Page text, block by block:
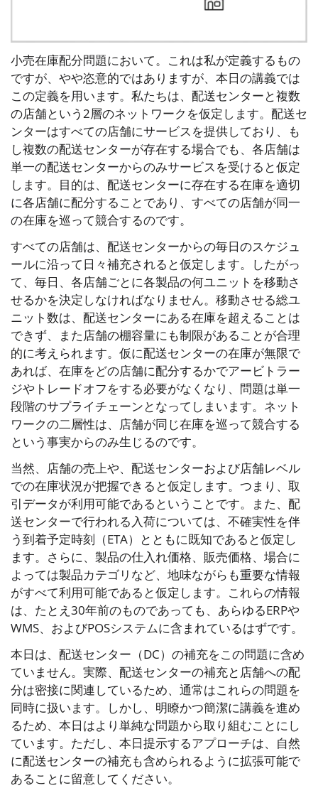
小売在庫配分問題において。これは私が定義するもの
ですが、やや恣意的ではありますが、本日の講義では
この定義を用います。私たちは、配送センターと複数
の店舗という2層のネットワークを仮定します。配送セ
ンターはすべての店舗にサービスを提供しており、も
し複数の配送センターが存在する場合でも、各店舗は
単一の配送センターからのみサービスを受けると仮定
します。目的は、配送センターに存在する在庫を適切
に各店舗に配分することであり、すべての店舗が同一
の在庫を巡って競合するのです。
すべての店舗は、配送センターからの毎日のスケジュ
ールに沿って日々補充されると仮定します。したがっ
て、毎日、各店舗ごとに各製品の何ユニットを移動さ
せるかを決定しなければなりません。移動させる総ユ
ニット数は、配送センターにある在庫を超えることは
できず、また店舗の棚容量にも制限があることが合理
的に考えられます。仮に配送センターの在庫が無限で
あれば、在庫をどの店舗に配分するかでアービトラー
ジやトレードオフをする必要がなくなり、問題は単一
段階のサプライチェーンとなってしまいます。ネット
ワークの二層性は、店舗が同じ在庫を巡って競合する
という事実からのみ生じるのです。
当然、店舗の売上や、配送センターおよび店舗レベル
での在庫状況が把握できると仮定します。つまり、取
引データが利用可能であるということです。また、配
送センターで行われる入荷については、不確実性を伴
う到着予定時刻（ETA）とともに既知であると仮定し
ます。さらに、製品の仕入れ価格、販売価格、場合に
よっては製品カテゴリなど、地味ながらも重要な情報
がすべて利用可能であると仮定します。これらの情報
は、たとえ30年前のものであっても、あらゆるERPや
WMS、およびPOSシステムに含まれているはずです。
本日は、配送センター（DC）の補充をこの問題に含め
ていません。実際、配送センターの補充と店舗への配
分は密接に関連しているため、通常はこれらの問題を
同時に扱います。しかし、明瞭かつ簡潔に講義を進め
るため、本日はより単純な問題から取り組むことにし
ています。ただし、本日提示するアプローチは、自然
に配送センターの補充も含められるように拡張可能で
あることに留意してください。